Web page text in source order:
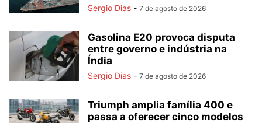
Sergio Dias - 7 de agosto de 2026
Gasolina E20 provoca disputa
entre governo e indústria na
Índia
Sergio Dias - 7 de agosto de 2026
Triumph amplia família 400 e
passa a oferecer cinco modelos